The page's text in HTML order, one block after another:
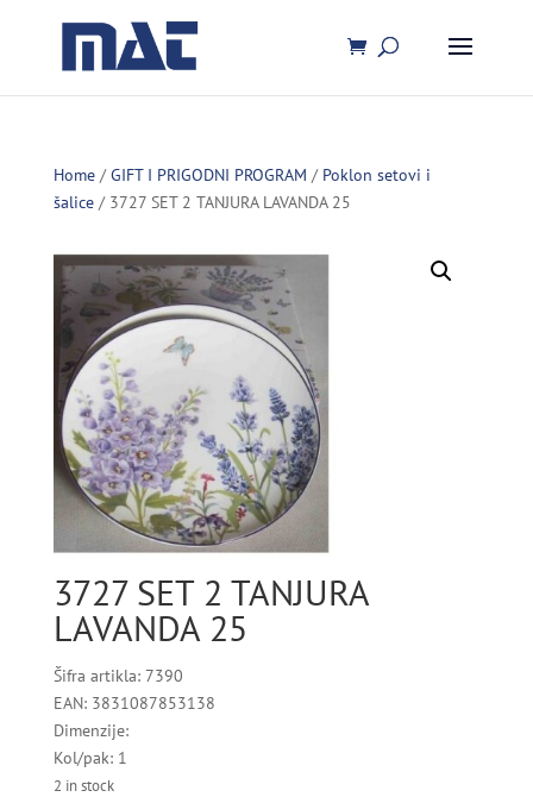
Home/GIFT I PRIGODNI PROGRAM / Poklon setovi i
šalice/ 3727 SET 2 TANJURA LAVANDA 25
3727 SET 2 TANJURA
LAVANDA 25
Šifra artikla: 7390
EAN: 3831087853138
Dimenzije:
Kol/pak: 1
2 in stock